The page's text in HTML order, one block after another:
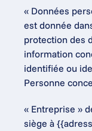
« Données
est donnée
protection des
information
identifiée ou
Personne
« Entreprise »
siège à